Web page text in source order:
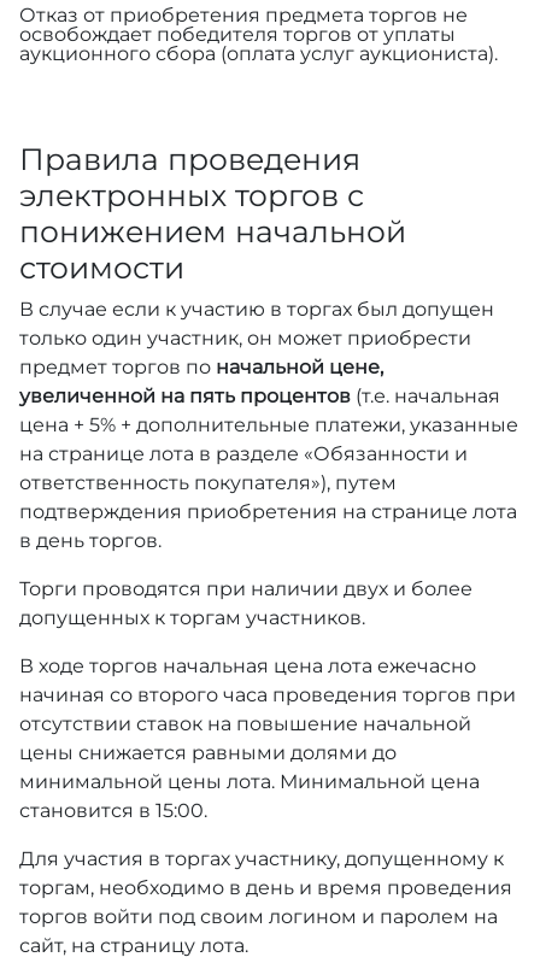
Отказ от приобретения предмета торгов не
освобождает победителя торгов от уплаты
аукционного сбора (оплата услуг аукциониста).
Правила проведения
электронных торгов с
понижением начальной
стоимости
В случае если к участию в торгах был допущен
только один участник, он может приобрести
предмет торгов по начальной цене,
увеличенной на пять процентов (т.е. начальная
цена + 5% + дополнительные платежи, указанные
на странице лота в разделе «Обязанности и
ответственность покупателя»), путем
подтверждения приобретения на странице лота
в день торгов.
Торги проводятся при наличии двух и более
допущенных к торгам участников.
В ходе торгов начальная цена лота ежечасно
начиная со второго часа проведения торгов при
отсутствии ставок на повышение начальной
цены снижается равными долями до
минимальной цены лота. Минимальной цена
становится в 15:00.
Для участия в торгах участнику, допущенному к
торгам, необходимо в день и время проведения
торгов войти под своим логином и паролем на
сайт, на страницу лота.